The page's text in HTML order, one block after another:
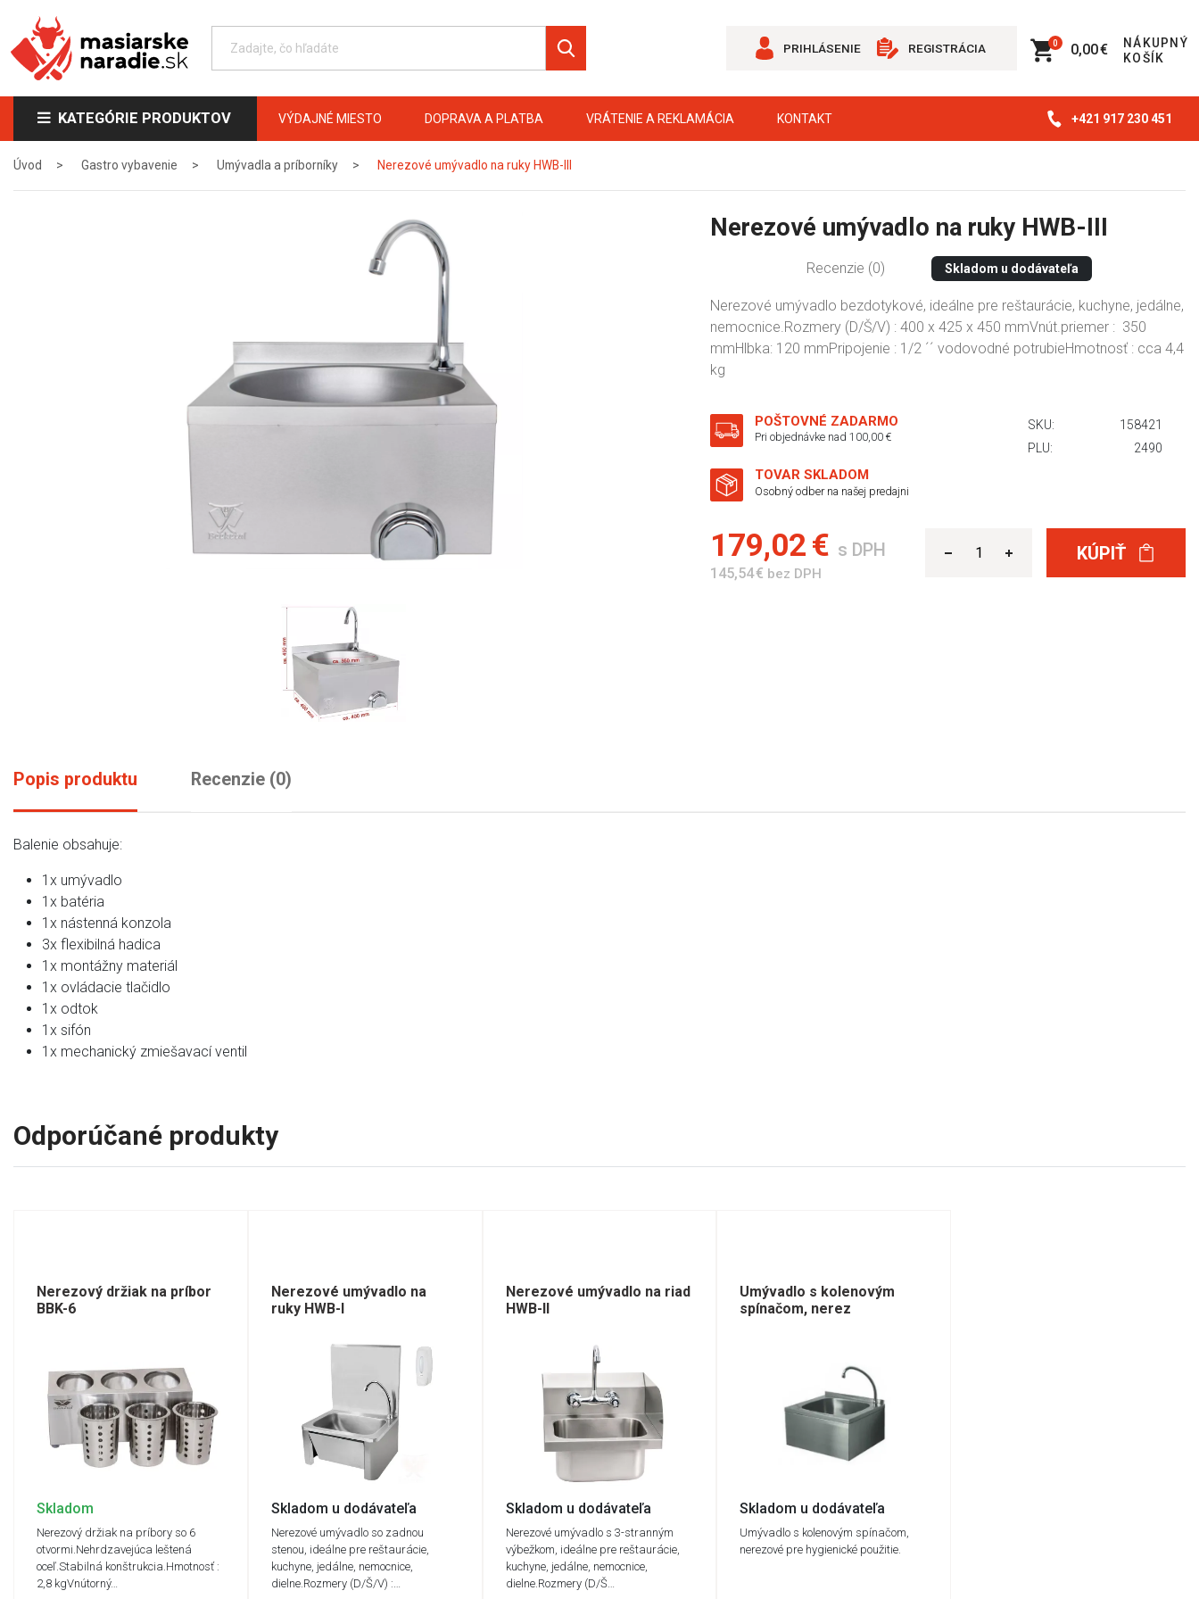
PRIHLÁSENIE REGISTRÁCIA 0,00 €
NÁKUPNÝ
KOŠÍK
0
KATEGÓRIE PRODUKTOV VÝDAJNÉ MIESTO DOPRAVA A PLATBA VRÁTENIE A REKLAMÁCIA KONTAKT +421 917 230 451
Úvod Gastro vybavenie Umývadla a príborníky Nerezové umývadlo na ruky HWB-III
Nerezové umývadlo na ruky HWB-III
Recenzie (0) Skladom u dodávateľa
Nerezové umývadlo bezdotykové, ideálne pre reštaurácie, kuchyne, jedálne,
nemocnice.Rozmery (D/Š/V) : 400 x 425 x 450 mmVnút.priemer : 350
mmHlbka: 120 mmPripojenie : 1/2 ´´ vodovodné potrubieHmotnosť : cca 4,4
kg
POŠTOVNÉ ZADARMO
Pri objednávke nad 100,00 €
TOVAR SKLADOM
Osobný odber na našej predajni
SKU:
158421
PLU:
2490
179,02 € s DPH
145,54 € bez DPH
KÚPIŤ
Popis produktu Recenzie (0)
Balenie obsahuje:
1x umývadlo
1x batéria
1x nástenná konzola
3x flexibilná hadica
1x montážny materiál
1x ovládacie tlačidlo
1x odtok
1x sifón
1x mechanický zmiešavací ventil
Odporúčané produkty
Nerezový držiak na príbor
BBK-6
Skladom
Nerezový držiak na príbory so 6
otvormi.Nehrdzavejúca leštená
oceľ.Stabilná konštrukcia.Hmotnosť :
2,8 kgVnútorný…
Nerezové umývadlo na
ruky HWB-I
Skladom u dodávateľa
Nerezové umývadlo so zadnou
stenou, ideálne pre reštaurácie,
kuchyne, jedálne, nemocnice,
dielne.Rozmery (D/Š/V) :…
Nerezové umývadlo na riad
HWB-II
Skladom u dodávateľa
Nerezové umývadlo s 3-stranným
výbežkom, ideálne pre reštaurácie,
kuchyne, jedálne, nemocnice,
dielne.Rozmery (D/Š…
Umývadlo s kolenovým
spínačom, nerez
Skladom u dodávateľa
Umývadlo s kolenovým spínačom,
nerezové pre hygienické použitie.